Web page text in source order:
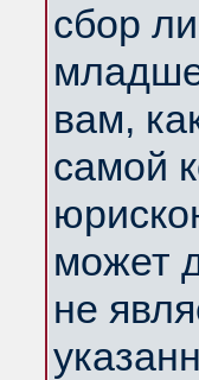
сбор
вам,
самой
может
не